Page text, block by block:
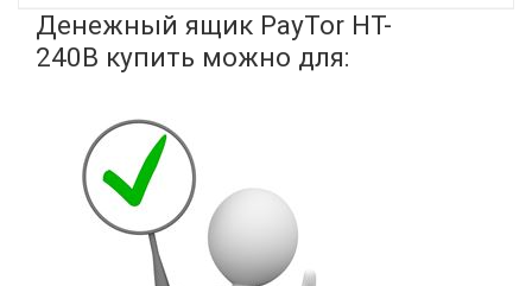
Денежный ящик PayTor HT-
240B купить можно для: